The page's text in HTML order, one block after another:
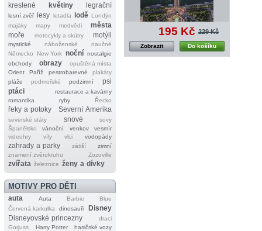
kreslené
květiny legrační
lesní zvěř lesy letadla lodě Londýn
majáky
mapy medvědi
města
moře
motocykly a skútry motýli
mystické náboženské
naučné
Německo
New York noční nostalgie
obchody
obrazy
opuštěná místa
Orient
Paříž pestrobarevné
plakáty
pláže
podmořské podzimní
psi
ptáci
restaurace a kavárny
romantika
ryby Řecko
řeky a potoky Severní Amerika
severské státy snové
sovy
Španělsko
vánoční venkov
vesmír
videohry
víly vlci vodopády
zahrady a parky zátiší
zimní
znamení zvěrokruhu
Zozoville
zvířata železnice ženy a dívky
MOTIVY PRO DĚTI
auta Auta Barbie
Blue
Červená karkulka
dinosauři
Disney
Disneyovské princezny
draci
Gorjuss
Harry Potter
hasičské vozy
195 Kč 229 Kč
Do košíku
Zobrazit